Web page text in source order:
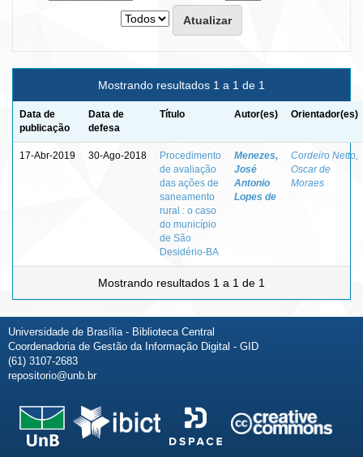
Mostrando resultados 1 a 1 de 1
Data de
publicação
Data de
defesa
Título Autor(es) Orientador(es)
17-Abr-2019 30-Ago-2018
Procedimento
de avaliação
das ações de
saneamento
rural : o caso
do município
de São
Desidério-BA
Menezes,
José
Antonio
Lopes de
Cordeiro Netto,
Oscar de
Moraes
Mostrando resultados 1 a 1 de 1
Universidade de Brasília - Biblioteca Central
Coordenadoria de Gestão da Informação Digital - GID
(61) 3107-2683
repositorio@unb.br